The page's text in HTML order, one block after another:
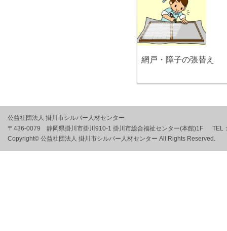
網戸・障子の張替え
公益社団法人 掛川市シルバー人材センター
〒436-0079 静岡県掛川市掛川910-1 掛川市総合福祉センター(本館)1F
TEL
Copyright© 公益社団法人 掛川市シルバー人材センター All Rights Reserved.